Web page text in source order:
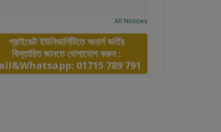
All Notices
প্রাইভেট ইউনিভার্সিটিতে অনার্স ভর্তির
বিস্তারিত জানতে যোগাযোগ করুন :
01715 789 791